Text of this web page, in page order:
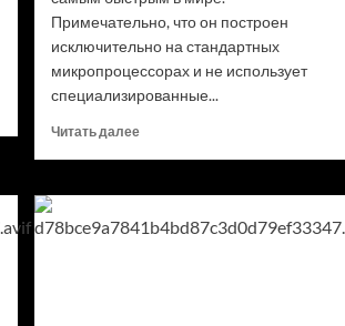
Примечательно, что он построен
исключительно на стандартных
микропроцессорах и не использует
специализированные...
Читать далееПрочитать
Китай
самый